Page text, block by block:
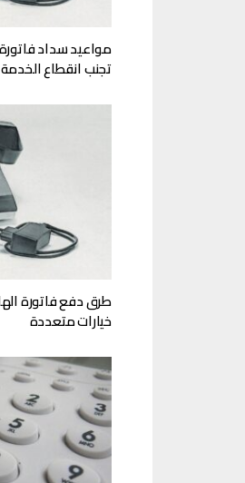
تجنب انقطاع الخدمة
خيارات متعددة